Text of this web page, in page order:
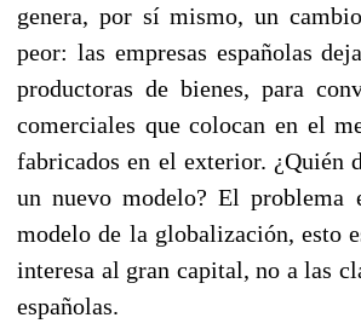
genera, por sí mismo, un
peor: las empresas españolas
productoras de bienes, para
comerciales que colocan en el
fabricados en el exterior. ¿Quién
un nuevo modelo? El problema
modelo de la globalización, esto
interesa al gran capital, no a las
españolas.